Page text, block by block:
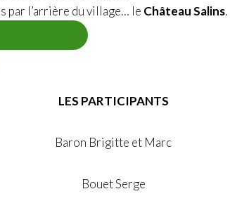
par l’arrière du village… le Château Salins.
LES PARTICIPANTS
Baron Brigitte et Marc
Bouet Serge